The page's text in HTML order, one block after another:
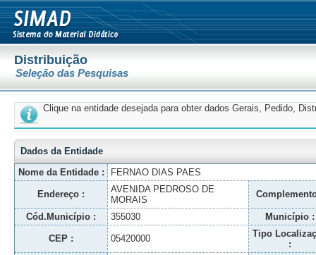
Distribuição
Seleção das Pesquisas
Clique na entidade desejada para obter dados Gerais, Pedido,
Dados da Entidade
Nome da Entidade :
FERNAO DIAS PAES
Endereço :
AVENIDA PEDROSO DE
MORAIS
Cód.Município : 355030 Município :
CEP : 05420000
Tipo
: